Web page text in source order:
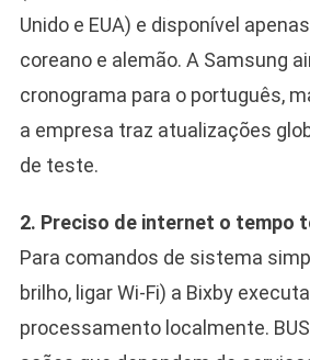
Unido e EUA) e disponível
coreano e alemão. A Samsung
cronograma para o português,
a empresa traz atualizações
de teste.
2. Preciso de internet o tempo
Para comandos de sistema
brilho, ligar Wi-Fi) a Bixby
processamento localmente.